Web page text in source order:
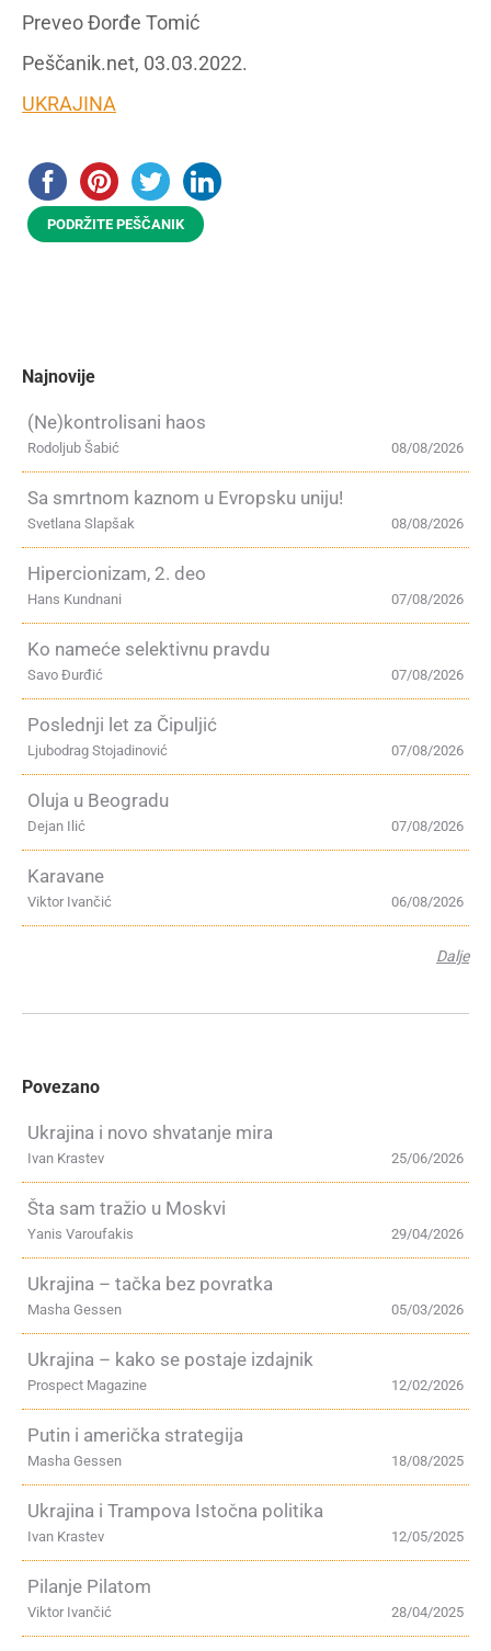
Preveo Đorđe Tomić
Peščanik.net, 03.03.2022.
UKRAJINA
PODRŽITE PEŠČANIK
Najnovije
(Ne)kontrolisani haos
08/08/2026
Rodoljub Šabić
Sa smrtnom kaznom u Evropsku uniju!
08/08/2026
Svetlana Slapšak
Hipercionizam, 2. deo
07/08/2026
Hans Kundnani
Ko nameće selektivnu pravdu
07/08/2026
Savo Đurđić
Poslednji let za Čipuljić
07/08/2026
Ljubodrag Stojadinović
Oluja u Beogradu
07/08/2026
Dejan Ilić
Karavane
06/08/2026
Viktor Ivančić
Dalje
Povezano
Ukrajina i novo shvatanje mira
25/06/2026
Ivan Krastev
Šta sam tražio u Moskvi
29/04/2026
Yanis Varoufakis
Ukrajina – tačka bez povratka
05/03/2026
Masha Gessen
Ukrajina – kako se postaje izdajnik
12/02/2026
Prospect Magazine
Putin i američka strategija
18/08/2025
Masha Gessen
Ukrajina i Trampova Istočna politika
12/05/2025
Ivan Krastev
Pilanje Pilatom
28/04/2025
Viktor Ivančić